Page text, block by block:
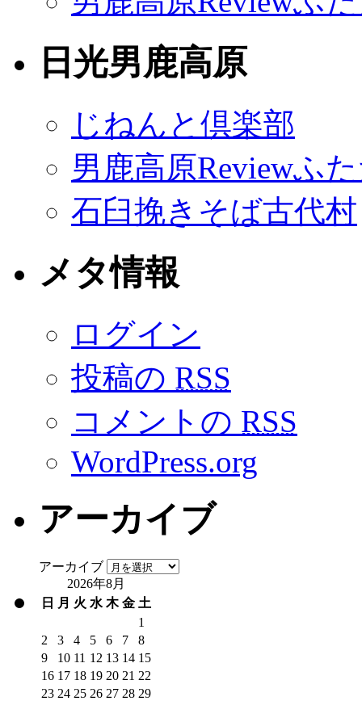
日光男鹿高原
じねんと倶楽部
男鹿高原Reviewふ
石臼挽きそば古代村
メタ情報
ログイン
投稿の RSS
コメントの RSS
WordPress.org
アーカイブ
アーカイブ
2026年8月
日
月 火 水 木 金 土
1
2
3 4 5 6 7
8
9
10 11 12 13 14 15
16 17 18 19 20 21 22
23 24 25 26 27 28 29